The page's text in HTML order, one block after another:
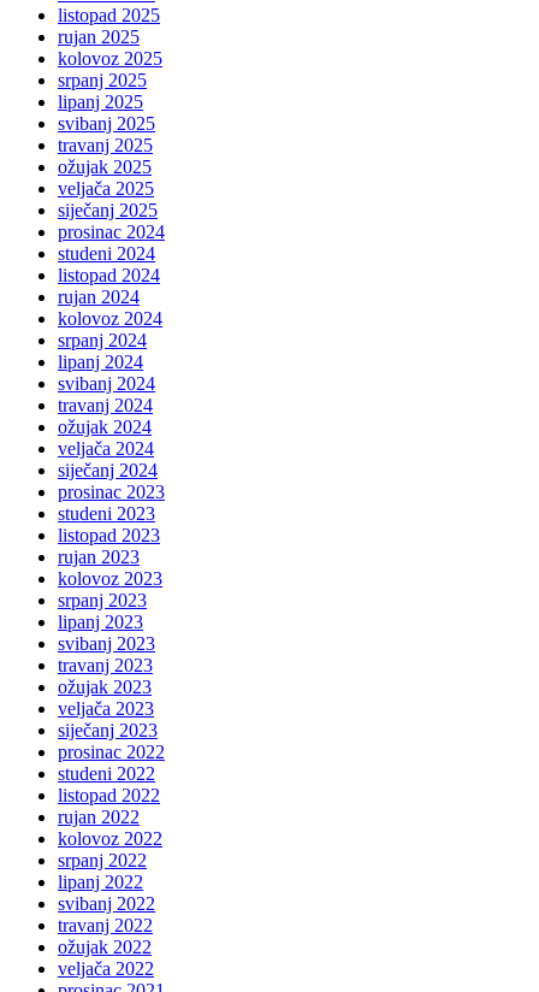
listopad 2025
rujan 2025
kolovoz 2025
srpanj 2025
lipanj 2025
svibanj 2025
travanj 2025
ožujak 2025
veljača 2025
siječanj 2025
prosinac 2024
studeni 2024
listopad 2024
rujan 2024
kolovoz 2024
srpanj 2024
lipanj 2024
svibanj 2024
travanj 2024
ožujak 2024
veljača 2024
siječanj 2024
prosinac 2023
studeni 2023
listopad 2023
rujan 2023
kolovoz 2023
srpanj 2023
lipanj 2023
svibanj 2023
travanj 2023
ožujak 2023
veljača 2023
siječanj 2023
prosinac 2022
studeni 2022
listopad 2022
rujan 2022
kolovoz 2022
srpanj 2022
lipanj 2022
svibanj 2022
travanj 2022
ožujak 2022
veljača 2022